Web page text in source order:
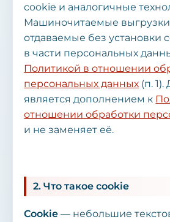
cookie и аналогичные
Машиночитаемые выгрузки
отдаваемые без установки
в части персональных
Политикой в отношении
персональных данных (п.
является дополнением к
отношении обработки
и не заменяет её.
2. Что такое cookie
Cookie — небольшие